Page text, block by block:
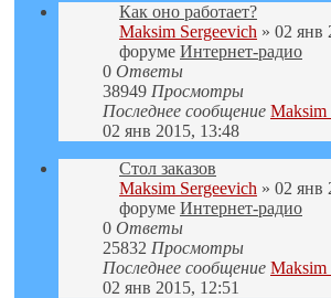
Как оно работает?
Maksim Sergeevich » 02 янв
форуме Интернет-радио
0 Ответы
38949 Просмотры
Последнее сообщение Maksim
02 янв 2015, 13:48
Стол заказов
Maksim Sergeevich » 02 янв
форуме Интернет-радио
0 Ответы
25832 Просмотры
Последнее сообщение Maksim
02 янв 2015, 12:51